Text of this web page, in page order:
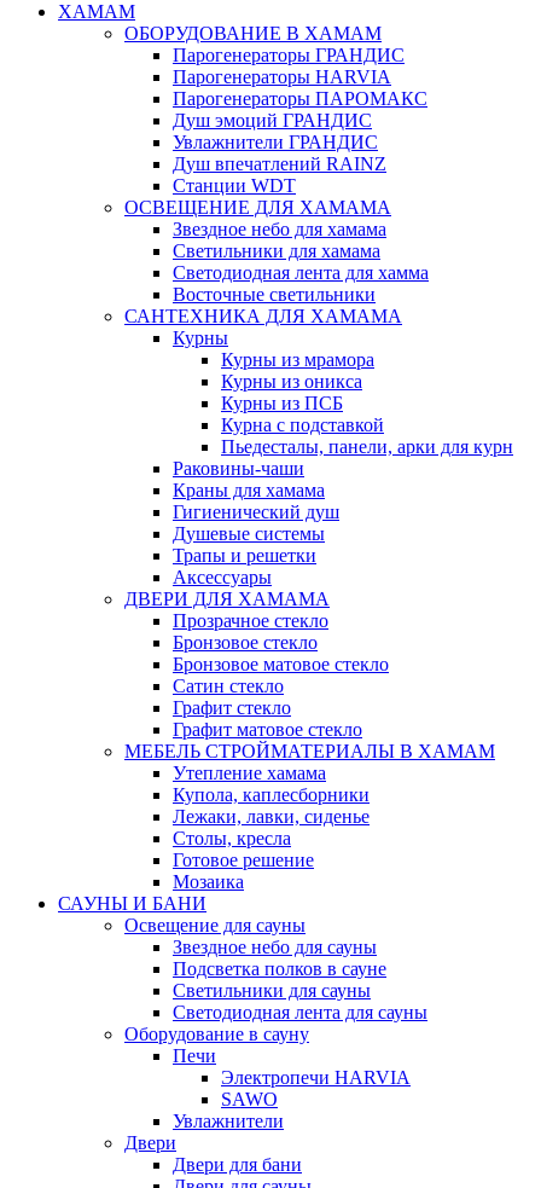
ХАМАМ
ОБОРУДОВАНИЕ В ХАМАМ
Парогенераторы ГРАНДИС
Парогенераторы HARVIA
Парогенераторы ПАРОМАКС
Душ эмоций ГРАНДИС
Увлажнители ГРАНДИС
Душ впечатлений RAINZ
Станции WDT
ОСВЕЩЕНИЕ ДЛЯ ХАМАМА
Звездное небо для хамама
Светильники для хамама
Светодиодная лента для хамма
Восточные светильники
САНТЕХНИКА ДЛЯ ХАМАМА
Курны
Курны из мрамора
Курны из оникса
Курны из ПСБ
Курна с подставкой
Пьедесталы, панели, арки для курн
Раковины-чаши
Краны для хамама
Гигиенический душ
Душевые системы
Трапы и решетки
Аксессуары
ДВЕРИ ДЛЯ ХАМАМА
Прозрачное стекло
Бронзовое стекло
Бронзовое матовое стекло
Сатин стекло
Графит стекло
Графит матовое стекло
МЕБЕЛЬ СТРОЙМАТЕРИАЛЫ В ХАМАМ
Утепление хамама
Купола, каплесборники
Лежаки, лавки, сиденье
Столы, кресла
Готовое решение
Мозаика
САУНЫ И БАНИ
Освещение для сауны
Звездное небо для сауны
Подсветка полков в сауне
Светильники для сауны
Светодиодная лента для сауны
Оборудование в сауну
Печи
Электропечи HARVIA
SAWO
Увлажнители
Двери
Двери для бани